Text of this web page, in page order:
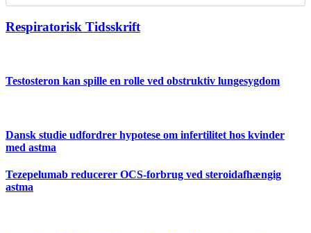
Respiratorisk Tidsskrift
Testosteron kan spille en rolle ved obstruktiv lungesygdom
Dansk studie udfordrer hypotese om infertilitet hos kvinder
med astma
Tezepelumab reducerer OCS-forbrug ved steroidafhængig
astma